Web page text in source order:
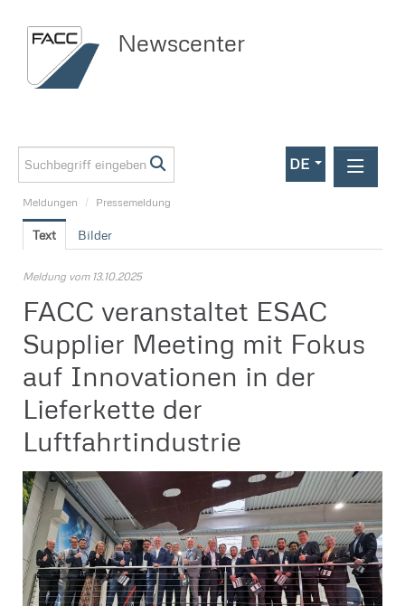
Newscenter
DE
Meldungen
Investor Relations
Pressemeldung
Media
Kontakt
Meldungen / Pressemeldung
Text Bilder
Meldung vom 13.10.2025
FACC veranstaltet ESAC
Supplier Meeting mit Fokus
auf Innovationen in der
Lieferkette der
Luftfahrtindustrie